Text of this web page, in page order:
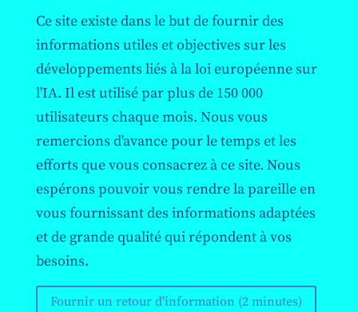
Ce site existe dans le but de fournir des
informations utiles et objectives sur les
développements liés à la loi européenne sur
l'IA. Il est utilisé par plus de 150 000
utilisateurs chaque mois. Nous vous
remercions d'avance pour le temps et les
efforts que vous consacrez à ce site. Nous
espérons pouvoir vous rendre la pareille en
vous fournissant des informations adaptées
et de grande qualité qui répondent à vos
besoins.
Fournir un retour d'information (2 minutes)